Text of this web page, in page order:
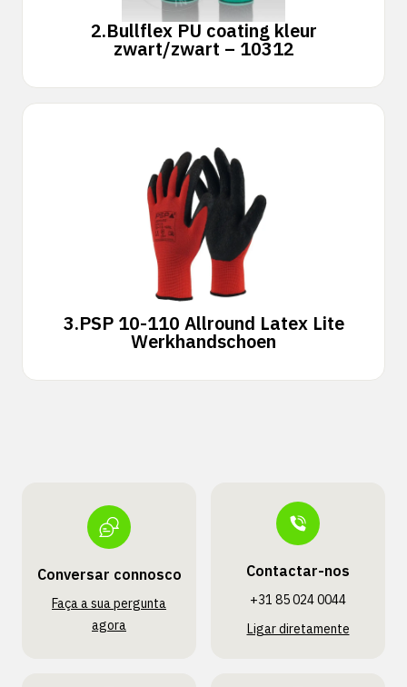
2.Bullflex PU coating kleur
zwart/zwart – 10312
3.PSP 10-110 Allround Latex Lite
Werkhandschoen
Conversar connosco
Faça a sua pergunta
agora
Contactar-nos
+31 85 024 0044
Ligar diretamente